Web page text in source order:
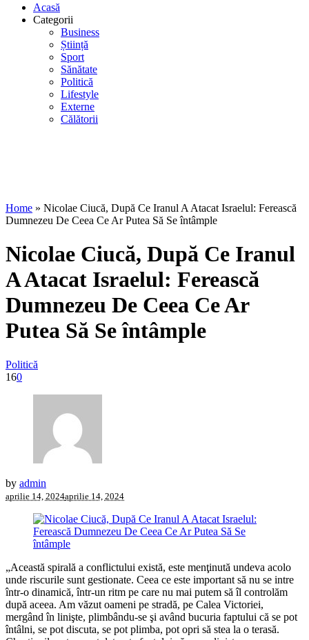
Acasă
Categorii
Business
Știință
Sport
Sănătate
Politică
Lifestyle
Externe
Călătorii
Home » Nicolae Ciucă, După Ce Iranul A Atacat Israelul: Ferească
Dumnezeu De Ceea Ce Ar Putea Să Se întâmple
Nicolae Ciucă, După Ce Iranul
A Atacat Israelul: Ferească
Dumnezeu De Ceea Ce Ar
Putea Să Se întâmple
Politică
160
by admin
aprilie 14, 2024aprilie 14, 2024
„Această spirală a conflictului există, este menţinută undeva acolo
unde riscurile sunt gestionate. Ceea ce este important să nu se intre
într-o dinamică, într-un ritm pe care nu mai putem să îl controlăm
după aceea. Am văzut oameni pe stradă, pe Calea Victoriei,
mergând în linişte, plimbându-se şi având bucuria faptului că se pot
întâlni, se pot discuta, se pot plimba, pot opri să stea la o terasă.